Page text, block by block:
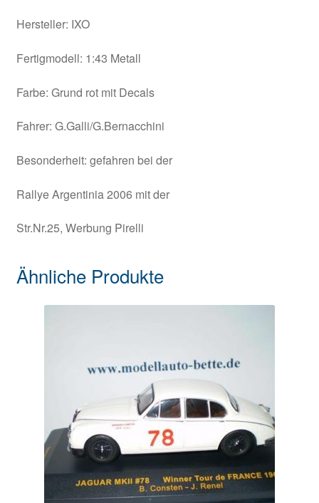
Hersteller: IXO
Fertigmodell: 1:43 Metall
Farbe: Grund rot mit Decals
Fahrer: G.Galli/G.Bernacchini
Besonderheit: gefahren bei der
Rallye Argentinia 2006 mit der
Str.Nr.25, Werbung Pirelli
Ähnliche Produkte